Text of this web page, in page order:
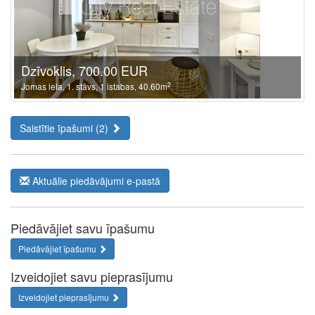
Dzīvoklis, 700.00 EUR
Jomas iela, 1. stāvs, 1 istabas, 40.60m2
Saistītie īpašumi (2)
Aktuālie piedāvājumi e-pastā
Piedāvājiet savu īpašumu
Piedāvājiet īpašumu
Izveidojiet savu pieprasījumu
Izveidojiet pieprasījumu